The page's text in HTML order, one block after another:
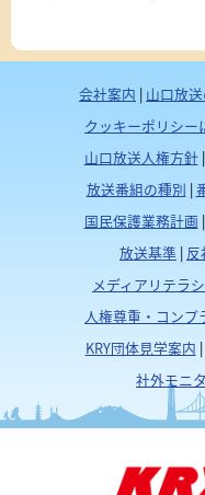
会社案内 | 山口放
クッキーポリシー
山口放送人権方針|
放送番組の種別 |
国民保護業務計画 |
放送基準 | 反
メディアリテラ
人権尊重・コン
KRY団体見学案内 |
社外モニ